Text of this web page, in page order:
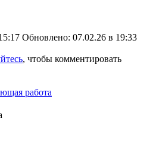
Обновлено: 07.02.26 в 19:33
, чтобы комментировать
работа